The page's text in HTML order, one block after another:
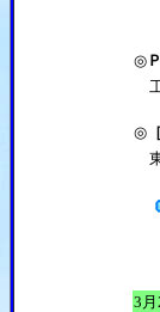
◎
◎
3